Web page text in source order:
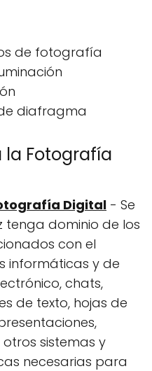
de fotografía
diafragma
la Fotografía
Digital - Se
tenga dominio de los
con el
informáticas y de
chats,
de texto, hojas de
sistemas y
necesarias para